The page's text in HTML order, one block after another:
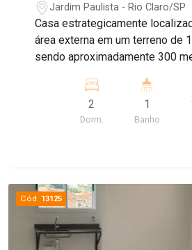
Jardim Paulista - Rio Claro/SP
Casa estrategicamente
área externa em um terreno de
sendo aproximadamente 300
banheiros.
2
Dorm.
1
Banho
Cód. 13125